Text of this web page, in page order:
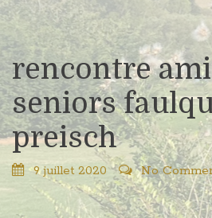
rencontre
seniors
preisch
9 juillet 2020 No